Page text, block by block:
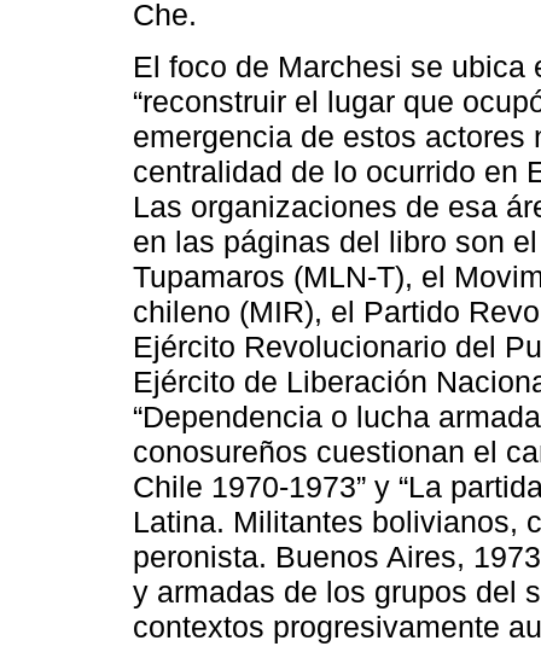
Che.
El foco de Marchesi se ubica
“reconstruir el lugar que
emergencia de estos
centralidad de lo ocurrido en
Las organizaciones de esa
en las páginas del libro son
Tupamaros (MLN-T), el
chileno (MIR), el Partido
Ejército Revolucionario del
Ejército de Liberación
“Dependencia o lucha
conosureños cuestionan el
Chile 1970-1973” y “La
Latina. Militantes bolivianos,
peronista. Buenos Aires,
y armadas de los grupos del
contextos progresivamente